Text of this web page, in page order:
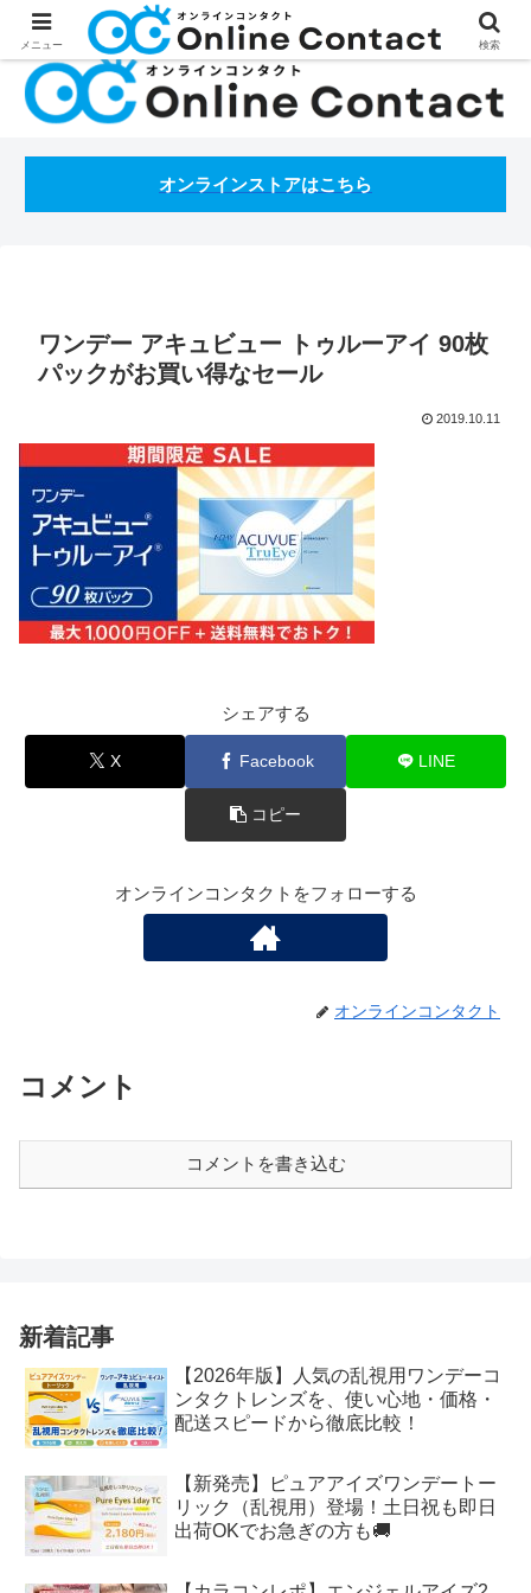
処方箋不要のコンタクトレンズ通販オンラインコンタクトBLOG
オンラインストアはこちら
ワンデー アキュビュー トゥルーアイ 90枚
パックがお買い得なセール
2019.10.11
シェアする
X Facebook LINE
コピー
オンラインコンタクトをフォローする
オンラインコンタクト
コメント
コメントを書き込む
新着記事
【2026年版】人気の乱視用ワンデーコ
ンタクトレンズを、使い心地・価格・
配送スピードから徹底比較！
【新発売】ピュアアイズワンデートー
リック（乱視用）登場！土日祝も即日
出荷OKでお急ぎの方も🚚
メニュー 検索